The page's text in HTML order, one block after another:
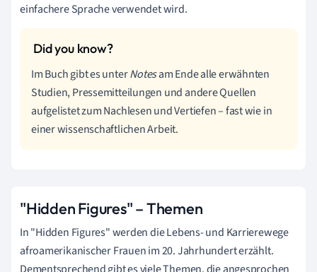
einfachere Sprache verwendet wird.
Im Buch gibt es unterNotesam Ende alle erwähnten
Studien, Pressemitteilungen und andere Quellen
aufgelistet zum Nachlesen und Vertiefen – fast wie in
einer wissenschaftlichen Arbeit.
"Hidden Figures" – Themen
In "Hidden Figures" werden die Lebens- und Karrierewege
afroamerikanischer Frauen im 20. Jahrhundert erzählt.